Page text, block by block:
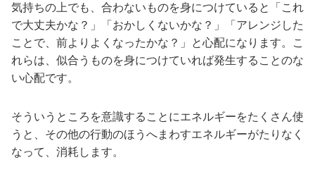
気持ちの上でも、合わないものを身につけていると「これ
で大丈夫かな？」「おかしくないかな？」「アレンジした
ことで、前よりよくなったかな？」と心配になります。こ
れらは、似合うものを身につけていれば発生することのな
い心配です。
そういうところを意識することにエネルギーをたくさん使
うと、その他の行動のほうへまわすエネルギーがたりなく
なって、消耗します。